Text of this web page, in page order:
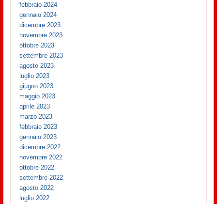
febbraio 2024
gennaio 2024
dicembre 2023
novembre 2023
ottobre 2023
settembre 2023
agosto 2023
luglio 2023
giugno 2023
maggio 2023
aprile 2023
marzo 2023
febbraio 2023
gennaio 2023
dicembre 2022
novembre 2022
ottobre 2022
settembre 2022
agosto 2022
luglio 2022